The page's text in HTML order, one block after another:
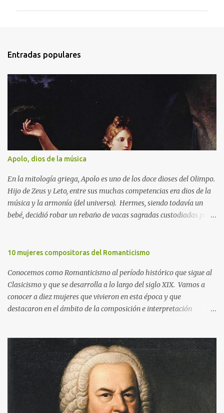
t
r
o
Entradas populares
Apolo, dios de la música
En la mitología griega, Apolo es uno de los doce dioses del Olimpo.
Hijo de Zeus y Leto, entre sus muchas competencias era dios de la
música y la armonía (del universo). Hermes, siendo todavía un
bebé, decidió robar un rebaño de vacas sagradas custodiadas por
ladrón. Finalmente, para calmar la cólera de Apolo, Hermes le
como el plectro para tañer las cuerdas hechas de tripa de vaca.
Aunque en el mito Apolo recibe como recompensa una lira, el
principal atributo con el que se le representa también es la cítara
(versión posterior de la lira), además del arco y las flechas. La
Pitio , 1813. Colección privada. Imagen de dominio público. ...
10 mujeres compositoras del Romanticismo
Conocemos como Romanticismo al período histórico que sigue al
Clasicismo y que se desarrolla a lo largo del siglo XIX. Vamos a
conocer a diez mujeres que vivieron en esta época y que
destacaron en el ámbito de la composición e interpretación
parte inferior derecha de la imagen y luego en el símbolo de las
flechas, podrás visualizar la presentación a pantalla completa.